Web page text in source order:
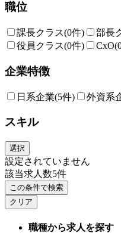
職位
課長クラス(0件) 部長
役員クラス(0件) CxO
企業特徴
日系企業(5件) 外資系
スキル
選択
設定されていません
該当求人数5件
この条件で検索
クリア
職種から求人を探す